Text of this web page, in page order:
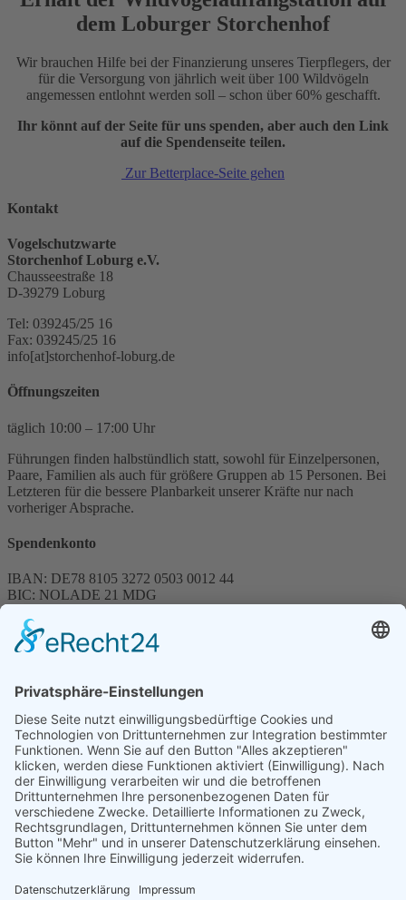
dem Loburger Storchenhof
Wir brauchen Hilfe bei der Finanzierung unseres Tierpflegers, der
für die Versorgung von jährlich weit über 100 Wildvögeln
angemessen entlohnt werden soll – schon über 60% geschafft.
Ihr könnt auf der Seite für uns spenden, aber auch den Link
auf die Spendenseite teilen.
Zur Betterplace-Seite gehen
Kontakt
Vogelschutzwarte
Storchenhof Loburg e.V.
Chausseestraße 18
D-39279 Loburg
Tel: 039245/25 16
Fax: 039245/25 16
info[at]storchenhof-loburg.de
Öffnungszeiten
täglich 10:00 – 17:00 Uhr
Führungen finden halbstündlich statt, sowohl für Einzelpersonen,
Paare, Familien als auch für größere Gruppen ab 15 Personen. Bei
Letzteren für die bessere Planbarkeit unserer Kräfte nur nach
vorheriger Absprache.
Spendenkonto
IBAN: DE78 8105 3272 0503 0012 44
BIC: NOLADE 21 MDG
Spenden können steuerlich abgesetzt werden
Förderung
© 1987 – 2025
Storchenhof Loburg e.V.
Alle Rechte vorbehalten.
Cookie-Einstellungen
Navigation überspringen
Impressum